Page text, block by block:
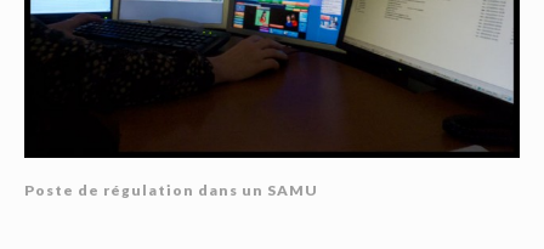
Poste de régulation dans un SAMU